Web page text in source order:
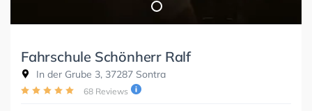
Fahrschule Schönherr Ralf
In der Grube 3, 37287 Sontra
68 Reviews